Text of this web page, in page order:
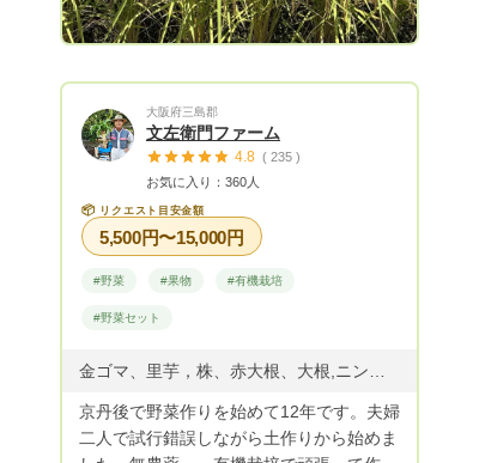
大阪府三島郡
文左衛門ファーム
4.8 ( 235 )
お気に入り：360人
📦 リクエスト目安金額
5,500円〜15,000円
#野菜 #果物 #有機栽培
#野菜セット
京丹後で野菜作りを始めて12年です。夫婦
二人で試行錯誤しながら土作りから始めま